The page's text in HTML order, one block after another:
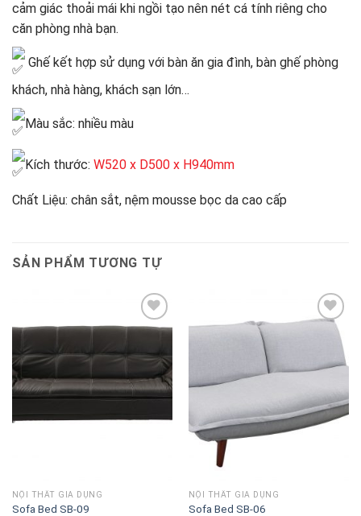
cảm giác thoải mái khi ngồi tạo nên nét cá tính riêng cho
căn phòng nhà bạn.
Ghế kết hợp sử dụng với bàn ăn gia đình, bàn ghế phòng
khách, nhà hàng, khách sạn lớn…
Màu sắc: nhiều màu
Kích thước: W520 x D500 x H940mm
Chất Liệu: chân sắt, nệm mousse bọc da cao cấp
SẢN PHẨM TƯƠNG TỰ
Thêm
vào
phẩm
yêu
thích
NỘI THẤT GIA DỤNG
Sofa Bed SB-09
Thêm
yêu
NỘI THẤT GIA DỤNG
Sofa Bed SB-06